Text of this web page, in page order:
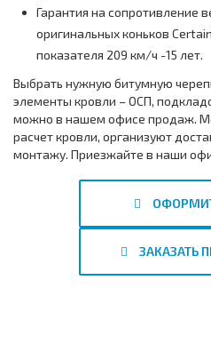
Гарантия на сопротивление
оригинальных коньков
показателя 209 км/ч -15 лет.
Выбрать нужную битумную
элементы кровли – ОСП,
можно в нашем офисе продаж.
расчет кровли, организуют
монтажу. Приезжайте в наши
ЗАКАЗАТЬ